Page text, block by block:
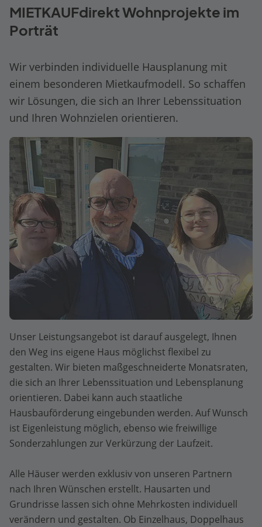
MIETKAUFdirekt Wohnprojekte im
Porträt
Wir verbinden individuelle Hausplanung mit
einem besonderen Mietkaufmodell. So schaffen
wir Lösungen, die sich an Ihrer Lebenssituation
und Ihren Wohnzielen orientieren.
Unser Leistungsangebot ist darauf ausgelegt, Ihnen
den Weg ins eigene Haus möglichst flexibel zu
gestalten. Wir bieten maßgeschneiderte Monatsraten,
die sich an Ihrer Lebenssituation und Lebensplanung
orientieren. Dabei kann auch staatliche
Hausbauförderung eingebunden werden. Auf Wunsch
ist Eigenleistung möglich, ebenso wie freiwillige
Sonderzahlungen zur Verkürzung der Laufzeit.
Alle Häuser werden exklusiv von unseren Partnern
nach Ihren Wünschen erstellt. Hausarten und
Grundrisse lassen sich ohne Mehrkosten individuell
verändern und gestalten. Ob Einzelhaus, Doppelhaus